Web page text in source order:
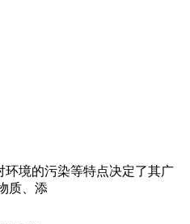
境的污染等特点决定了其广
质、添